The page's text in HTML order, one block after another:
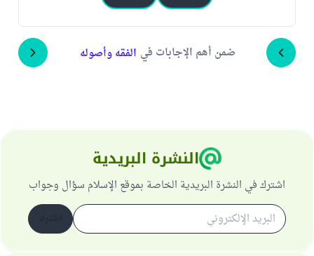
ضمن أهم الإجابات في الفقه وأصوله
النشرة البريدية
اشترك في النشرة البريدية الخاصة بموقع الإسلام سؤال وجواب